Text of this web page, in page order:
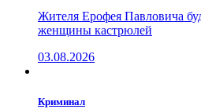
Жителя Ерофея Павловича
женщины кастрюлей
03.08.2026
Криминал